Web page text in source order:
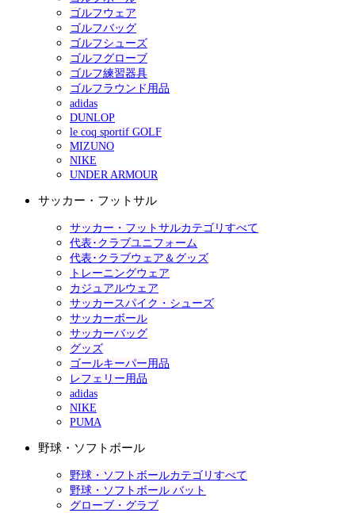
ゴルフウェア
ゴルフバッグ
ゴルフシューズ
ゴルフグローブ
ゴルフ練習器具
ゴルフラウンド用品
adidas
DUNLOP
le coq sportif GOLF
MIZUNO
NIKE
UNDER ARMOUR
サッカー・フットサル
サッカー・フットサルカテゴリすべて
代表･クラブユニフォーム
代表･クラブウェア＆グッズ
トレーニングウェア
カジュアルウェア
サッカースパイク・シューズ
サッカーボール
サッカーバッグ
グッズ
ゴールキーパー用品
レフェリー用品
adidas
NIKE
PUMA
野球・ソフトボール
野球・ソフトボールカテゴリすべて
野球・ソフトボール バット
グローブ・グラブ